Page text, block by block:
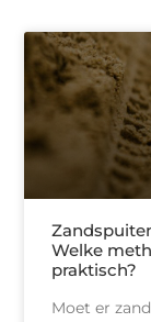
Welke
praktisch?
Moet er